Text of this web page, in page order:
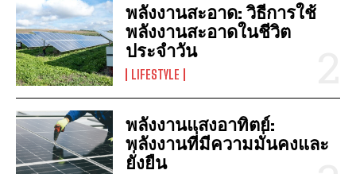
พลังงานสะอาด: วิธีการใช้
พลังงานสะอาดในชีวิต
ประจำวัน
LIFESTYLE
พลังงานแสงอาทิตย์:
พลังงานที่มีความมั่นคงและ
ยั่งยืน